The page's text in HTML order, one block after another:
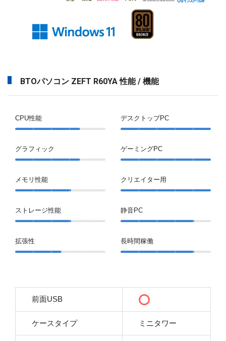
BTOパソコン ZEFT R60YA 性能 / 機能
CPU性能
グラフィック
メモリ性能
ストレージ性能
拡張性
デスクトップPC
ゲーミングPC
クリエイター用
静音PC
長時間稼働
前面USB
ケースタイプ ミニタワー